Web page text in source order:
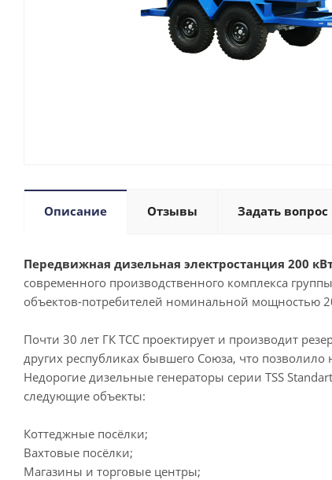
Описание Отзывы Задать вопрос
Передвижная дизельная электростанция 200
современного производственного комплекса
объектов-потребителей номинальной мощностью
Почти 30 лет ГК ТСС проектирует и производит
других республиках бывшего Союза, что
Недорогие дизельные генераторы серии TSS
следующие объекты:
Коттеджные посёлки;
Вахтовые посёлки;
Магазины и торговые центры;